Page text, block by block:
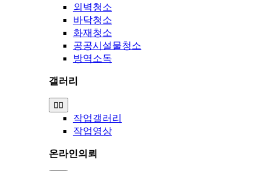
외벽청소
바닥청소
화재청소
공공시설물청소
방역소독
갤러리
Toggle
Navigation
작업갤러리
작업영상
온라인의뢰